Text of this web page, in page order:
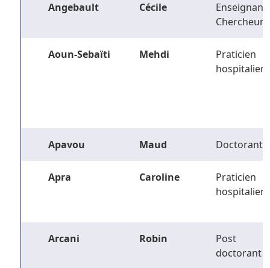
Angebault Cécile
Enseignant-
Chercheur
Aoun-Sebaïti Mehdi
Praticien
hospitalier
Apavou Maud Doctorant
Apra Caroline
Praticien
hospitalier
Arcani Robin
Post
doctorant